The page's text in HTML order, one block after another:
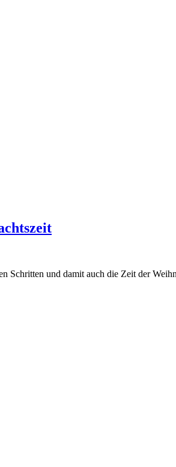
Schritten und damit auch die Zeit der